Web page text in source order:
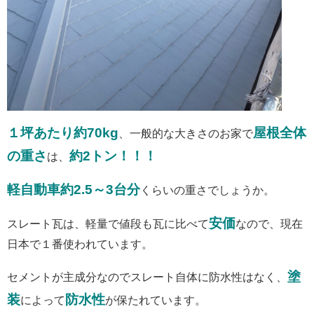
１坪あたり約70kg 、一般的な大きさのお家で屋根全体
の重さ は、 約2トン！！！
軽自動車約2.5～3台分くらいの重さでしょうか。
スレート瓦は、軽量で値段も瓦に比べて安価なので、現在
日本で１番使われています。
セメントが主成分なのでスレート自体に防水性はなく、 塗
装によって 防水性が保たれています。